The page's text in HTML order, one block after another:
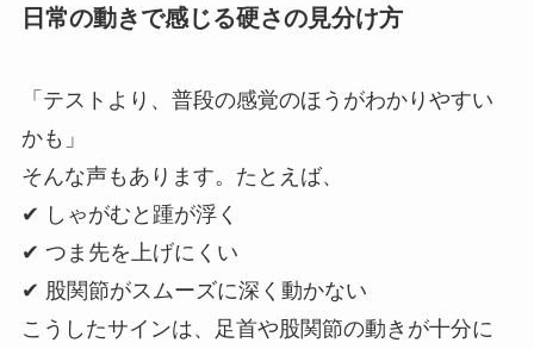
日常の動きで感じる硬さの見分け方
「テストより、普段の感覚のほうがわかりやすい
かも」
そんな声もあります。たとえば、
✔ しゃがむと踵が浮く
✔ つま先を上げにくい
✔ 股関節がスムーズに深く動かない
こうしたサインは、足首や股関節の動きが十分に